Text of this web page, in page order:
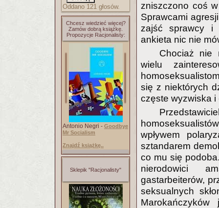
Oddano 121 głosów.
Chcesz wiedzieć więcej?
Zamów dobrą książkę.
Propozycje Racjonalisty:
Antonio Negri - Goodbye
Mr Socialism
Znajdź książkę..
Sklepik "Racjonalisty"
zniszczono coś
Sprawcami
zajść sprawcy i
ankieta nic nie
Chociaż nie
wielu
się z niektórych
częste wyzwiska
wpływem
sztandarem
co mu się
nierodowici
gastarbeiterów,
seksualnych